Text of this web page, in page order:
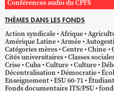
Conférences audio du CPFS
THÈMES DANS LES FONDS
Action syndicale Afrique
Amérique Latine Armée
Catégories mères Centre Chine
Cités universitaires Classes
Crise Cuba Culture Culture
Décentralisation Démocratie
Enseignement ESU 60-71
Fonds documentaire ITS/PSU